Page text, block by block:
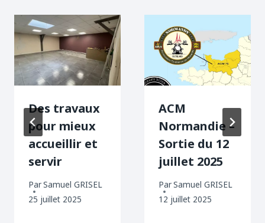
Des travaux
pour mieux
accueillir et
servir
ParSamuel GRISEL
25 juillet 2025
ACM
Normandie –
Sortie du 12
juillet 2025
ParSamuel GRISEL
12 juillet 2025